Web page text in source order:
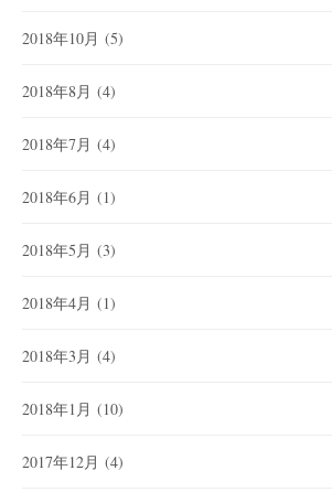
2018年10月 (5)
2018年8月 (4)
2018年7月 (4)
2018年6月 (1)
2018年5月 (3)
2018年4月 (1)
2018年3月 (4)
2018年1月 (10)
2017年12月 (4)